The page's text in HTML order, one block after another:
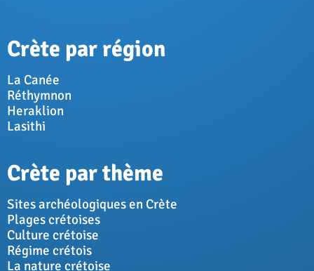
Crète par région
La Canée
Réthymnon
Heraklion
Lasithi
Crète par thème
Sites archéologiques en Crète
Plages crétoises
Culture crétoise
Régime crétois
La nature crétoise